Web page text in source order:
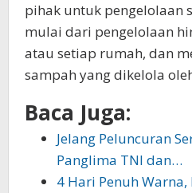
pihak untuk pengelolaan
mulai dari pengelolaan
atau setiap rumah, dan
sampah yang dikelola
Baca Juga:
Jelang Peluncuran
Panglima TNI dan…
4 Hari Penuh